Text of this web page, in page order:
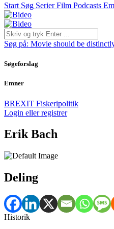
Start Søg Serier Film Podcasts
Søg på: Movie should be
Søgeforslag
Emner
BREXIT Fiskeripolitik
Login eller registrer
Erik Bach
Deling
Historik